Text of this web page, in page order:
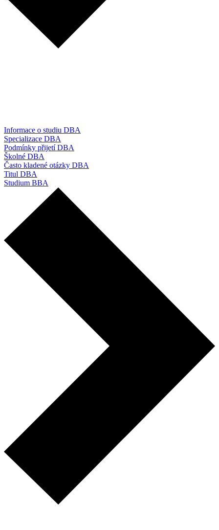
Informace o studiu DBA
Specializace DBA
Podmínky přijetí DBA
Školné DBA
Často kladené otázky DBA
Titul DBA
Studium BBA